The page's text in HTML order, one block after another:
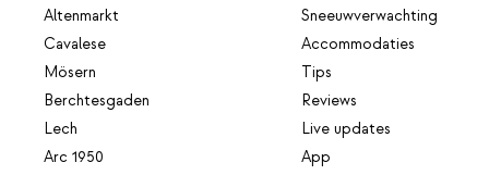
Altenmarkt
Cavalese
Mösern
Berchtesgaden
Lech
Arc 1950
Sneeuwverwachting
Accommodaties
Tips
Reviews
Live updates
App